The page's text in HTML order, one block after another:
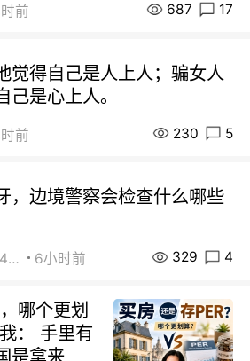
前 687 17
觉得自己是人上人；骗女人
是心上人。
前 230 5
，边境警察会检查什么哪些
街友14004820 6小时前 329 4
哪个更划
： 手里有
是拿来